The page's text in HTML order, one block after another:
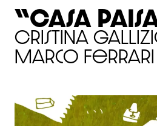
“Casa
Cristina
Marco Ferrari